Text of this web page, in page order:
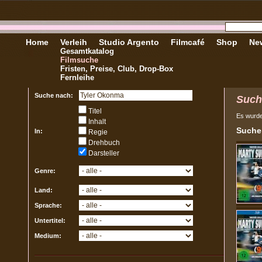
Home Verleih
Gesamtkatalog
Filmsuche
Fristen, Preise, Club, Drop-Box
Fernleihe
Studio Argento Filmcafé Shop
Suche nach:
In:
Titel
Inhalt
Regie
Drehbuch
Darsteller
Genre:
Land:
Sprache:
Untertitel:
Medium:
Es